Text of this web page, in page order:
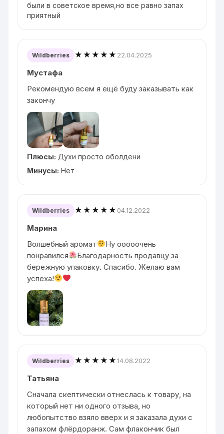
были в советское время,но все равно запах
приятный
Wildberries ★★★★★ 22.04.2025
Мустафа
Рекомендую всем я ещё буду заказывать как
закончу
Плюсы: Духи просто оболдени
Минусы: Нет
Wildberries ★★★★★ 04.12.2022
Марина
Волшебный аромат
Ну ооооочень
понравился
Благодарность продавцу за
бережную упаковку. Спасибо. Желаю вам
успеха!
Wildberries ★★★★★14.08.2022
Татьяна
Сначала скептически отнеслась к товару, на
который нет ни одного отзыва, но
любопытство взяло вверх и я заказала духи с
запахом флёрдоранж. Сам флакончик был